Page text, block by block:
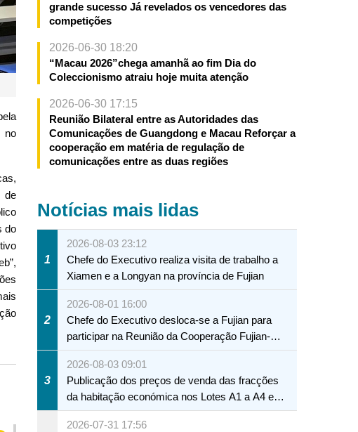
no
de
do
grande sucesso Já revelados os vencedores das
competições
2026-06-30 18:20
“Macau 2026”chega amanhã ao fim Dia do
Coleccionismo atraiu hoje muita atenção
2026-06-30 17:15
Reunião Bilateral entre as Autoridades das
Comunicações de Guangdong e Macau Reforçar a
cooperação em matéria de regulação de
comunicações entre as duas regiões
Notícias mais lidas
1
2026-08-03 23:12
Chefe do Executivo realiza visita de trabalho a
Xiamen e a Longyan na província de Fujian
2
2026-08-01 16:00
Chefe do Executivo desloca-se a Fujian para
participar na Reunião da Cooperação Fujian-
Macau
3
2026-08-03 09:01
Publicação dos preços de venda das fracções
da habitação económica nos Lotes A1 a A4 e
A12 da Zona A dos Novos Aterros
2026-07-31 17:56